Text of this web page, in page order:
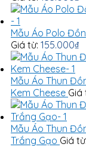
Mẫu Áo Polo
Giá từ: 155.000₫
Mẫu Áo Thun
Kem Cheese Giá
Mẫu Áo Thun
Trắng Gạo Giá từ: